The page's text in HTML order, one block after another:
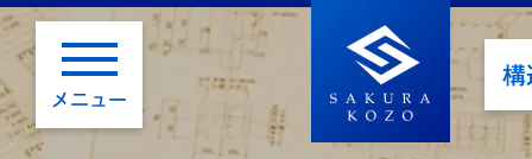
メニュー
構